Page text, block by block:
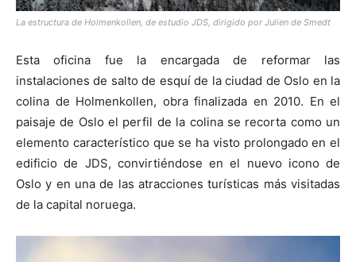
La estructura de Holmenkollen, de estudio JDS, dirigido por Julien de Smedt
Esta oficina fue la encargada de reformar las
instalaciones de salto de esquí de la ciudad de Oslo en la
colina de Holmenkollen, obra finalizada en 2010. En el
paisaje de Oslo el perfil de la colina se recorta como un
elemento característico que se ha visto prolongado en el
edificio de JDS, convirtiéndose en el nuevo icono de
Oslo y en una de las atracciones turísticas más visitadas
de la capital noruega.